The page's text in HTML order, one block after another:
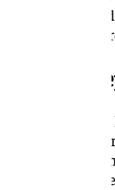
El
por los
parte
tuvo lo que
Granada. Tras
primer gol en
afición y